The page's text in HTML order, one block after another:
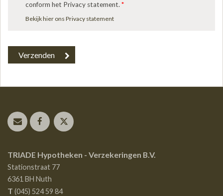
conform het Privacy statement. *
Bekijk hier ons Privacy statement
TRIADE Hypotheken - Verzekeringen B.V.
Stationstraat 77
6361 BH Nuth
T (045) 524 59 84